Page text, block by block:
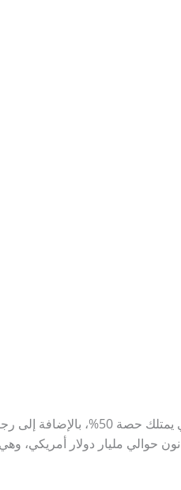
تأسست نون للتجارة الإلكترونية في عام 2016 بتمويل من صندوق الاستثمارات العامة
حوالي مليار دولار أمريكي،